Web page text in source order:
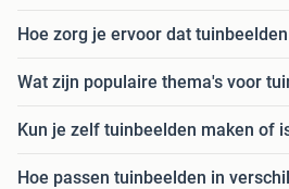
Hoe zorg je ervoor dat
Wat zijn populaire thema's voor
Kun je zelf tuinbeelden maken of
Hoe passen tuinbeelden in